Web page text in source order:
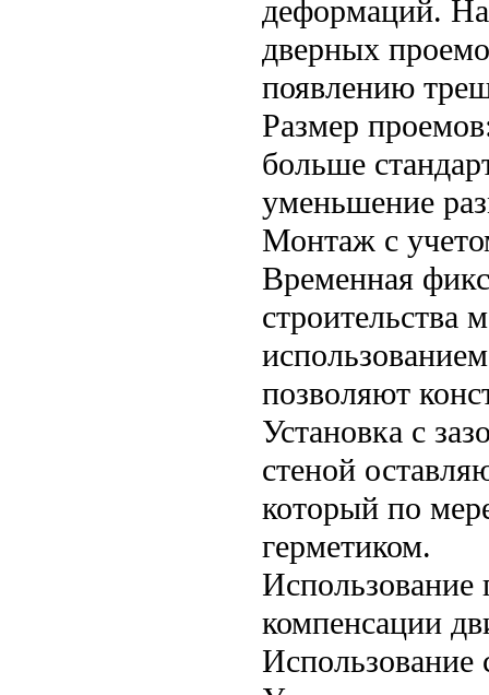
деформаций.
дверных
появлению
Размер
больше
уменьшение
Монтаж с
Временная
строительства
позволяют
Установка с
стеной
который по
герметиком.
Использование
компенсации
Использование